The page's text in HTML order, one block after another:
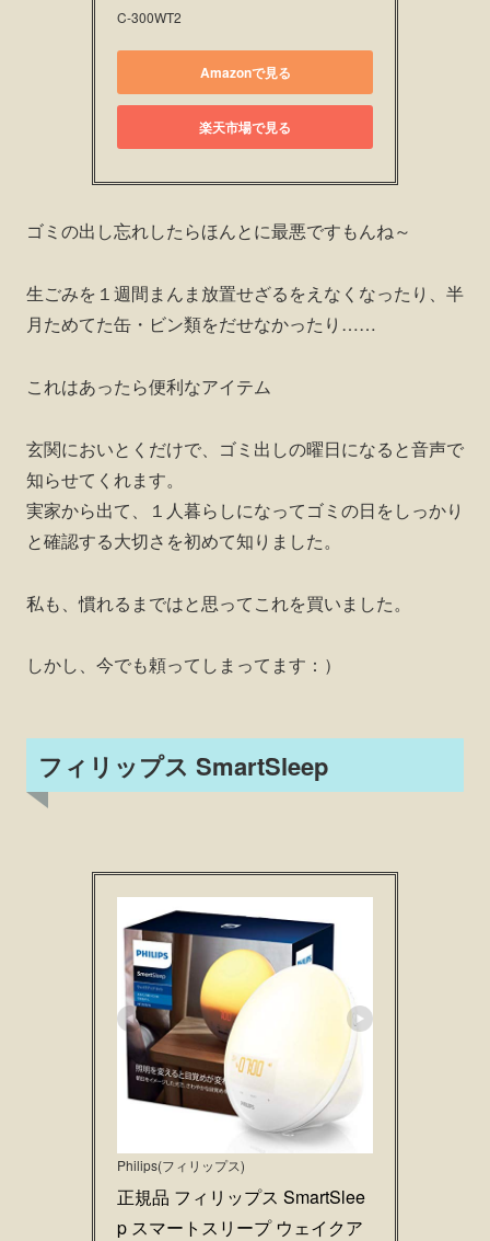
C-300WT2
Amazonで見る
楽天市場で見る
ゴミの出し忘れしたらほんとに最悪ですもんね～
生ごみを１週間まんま放置せざるをえなくなったり、半
月ためてた缶・ビン類をだせなかったり……
これはあったら便利なアイテム
玄関においとくだけで、ゴミ出しの曜日になると音声で
知らせてくれます。
実家から出て、１人暮らしになってゴミの日をしっかり
と確認する大切さを初めて知りました。
私も、慣れるまではと思ってこれを買いました。
しかし、今でも頼ってしまってます：）
フィリップス SmartSleep
Philips(フィリップス)
正規品 フィリップス SmartSlee
p スマートスリープ ウェイクア